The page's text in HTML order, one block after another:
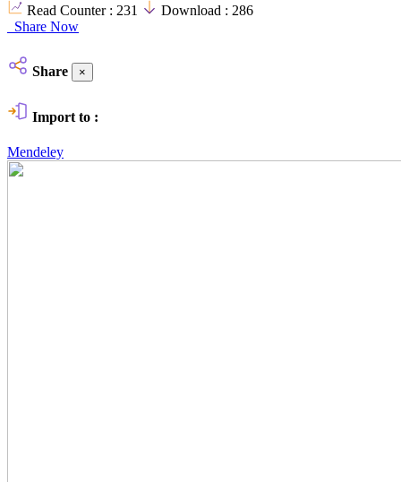
Read Counter : 231 Download : 286
Share Now
Share ×
Import to :
Mendeley